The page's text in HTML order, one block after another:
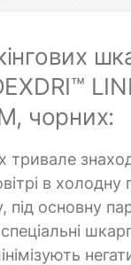
чорних:
тривале
в
під основну